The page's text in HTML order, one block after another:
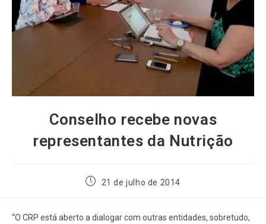
Conselho recebe novas
representantes da Nutrição
21 de julho de 2014
“O CRP está aberto a dialogar com outras entidades, sobretudo,